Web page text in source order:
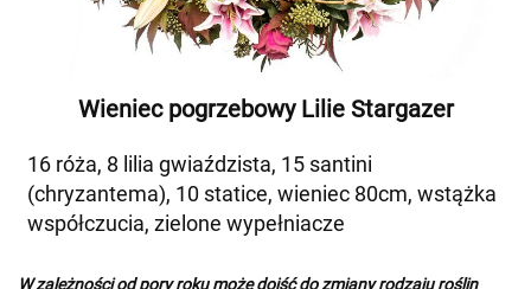
Wieniec pogrzebowy Lilie Stargazer
16 róża, 8 lilia gwiaździsta, 15 santini
(chryzantema), 10 statice, wieniec 80cm, wstążka
współczucia, zielone wypełniacze
W zależności od pory roku może dojść do zmiany rodzaju roślin